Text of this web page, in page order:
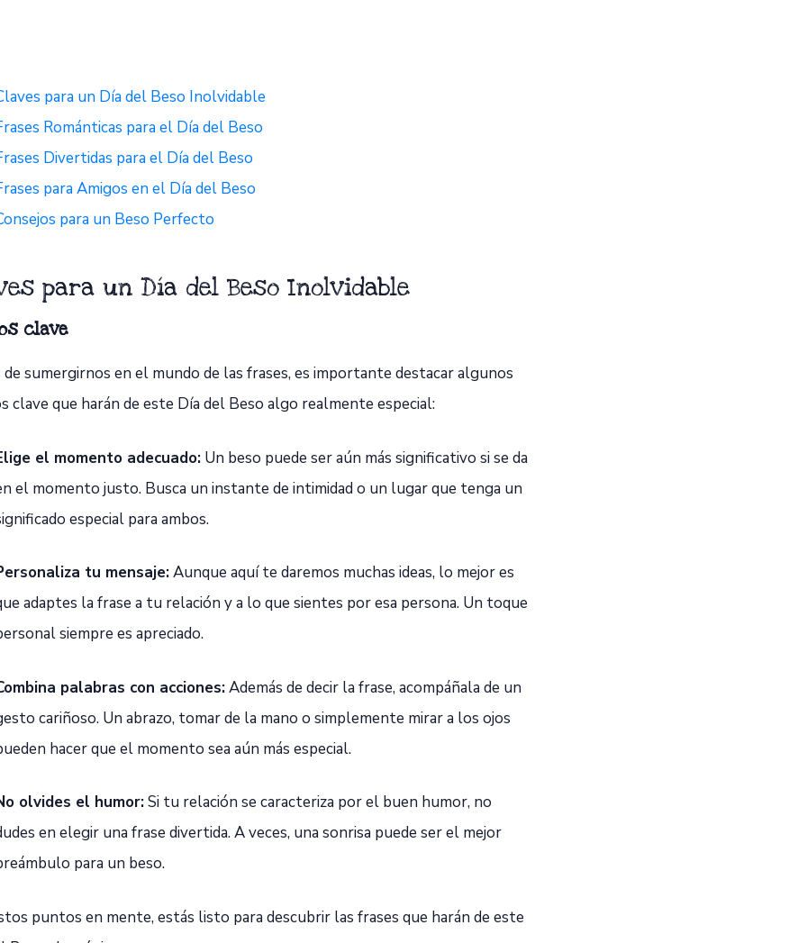
para un Día del Beso Inolvidable
Románticas para el Día del Beso
Divertidas para el Día del Beso
para Amigos en el Día del Beso
para un Beso Perfecto
para un Día del Beso Inolvidable
clave
sumergirnos en el mundo de las frases, es importante destacar algunos
clave que harán de este Día del Beso algo realmente especial:
el momento adecuado: Un beso puede ser aún más significativo si se da
el momento justo. Busca un instante de intimidad o un lugar que tenga un
especial para ambos.
tu mensaje:Aunque aquí te daremos muchas ideas, lo mejor es
adaptes la frase a tu relación y a lo que sientes por esa persona. Un toque
siempre es apreciado.
palabras con acciones:Además de decir la frase, acompáñala de un
cariñoso. Un abrazo, tomar de la mano o simplemente mirar a los ojos
hacer que el momento sea aún más especial.
olvides el humor:Si tu relación se caracteriza por el buen humor, no
en elegir una frase divertida. A veces, una sonrisa puede ser el mejor
para un beso.
puntos en mente, estás listo para descubrir las frases que harán de este